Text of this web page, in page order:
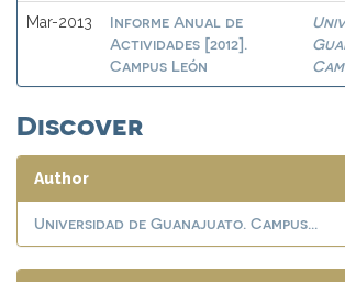
Mar-2013
Informe Anual de
Actividades [2012].
Campus León
Discover
Author
Universidad de Guanajuato. Campus...